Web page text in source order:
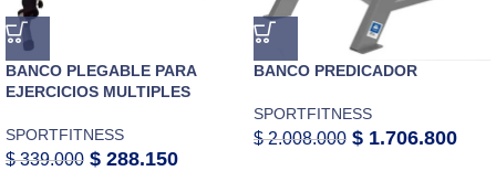
BANCO PLEGABLE PARA
EJERCICIOS MULTIPLES
SPORTFITNESS
$339.000 $ 288.150
BANCO PREDICADOR
SPORTFITNESS
$2.008.000 $ 1.706.800